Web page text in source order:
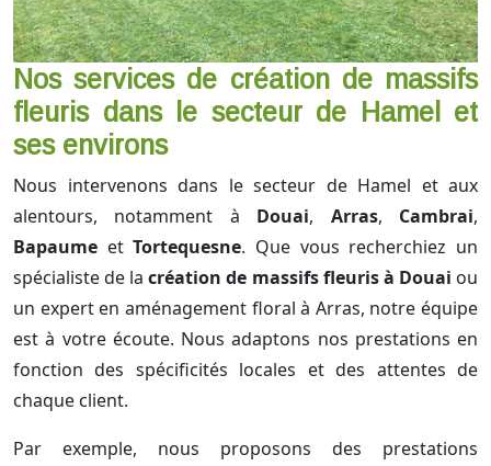
Nos services de création de massifs
fleuris dans le secteur de Hamel et
ses environs
Nous intervenons dans le secteur de Hamel et aux
alentours, notamment à Douai, Arras, Cambrai,
Bapaume etTortequesne. Que vous recherchiez un
spécialiste de lacréation de massifs fleuris à Douai ou
un expert en aménagement floral à Arras, notre équipe
est à votre écoute. Nous adaptons nos prestations en
fonction des spécificités locales et des attentes de
chaque client.
Par exemple, nous proposons des prestations